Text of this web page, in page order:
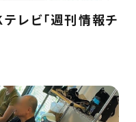
レビ「週刊情報チ